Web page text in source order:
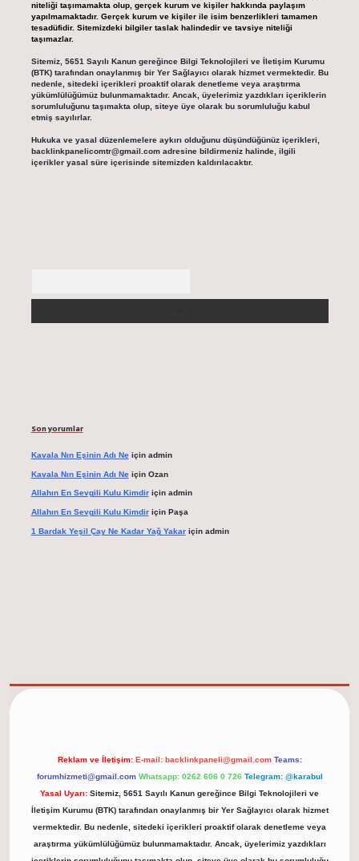
niteliği taşımamakta olup, gerçek kurum ve kişiler hakkında paylaşım
yapılmamaktadır. Gerçek kurum ve kişiler ile isim benzerlikleri tamamen
tesadüfidir. Sitemizdeki bilgiler taslak halindedir ve tavsiye niteliği
taşımazlar.
Sitemiz, 5651 Sayılı Kanun gereğince Bilgi Teknolojileri ve İletişim Kurumu
(BTK) tarafından onaylanmış bir Yer Sağlayıcı olarak hizmet vermektedir. Bu
nedenle, sitedeki içerikleri proaktif olarak denetleme veya araştırma
yükümlülüğümüz bulunmamaktadır. Ancak, üyelerimiz yazdıkları içeriklerin
sorumluluğunu taşımakta olup, siteye üye olarak bu sorumluluğu kabul
etmiş sayılırlar.
Hukuka ve yasal düzenlemelere aykırı olduğunu düşündüğünüz içerikleri,
backlinkpanelicomtr@gmail.comadresine bildirmeniz halinde, ilgili
içerikler yasal süre içerisinde sitemizden kaldırılacaktır.
Son yorumlar
Kavala Nın Eşinin Adı Neiçin admin
Kavala Nın Eşinin Adı Neiçin Ozan
Allahın En Sevgili Kulu Kimdiriçin admin
Allahın En Sevgili Kulu Kimdiriçin Paşa
1 Bardak Yeşil Çay Ne Kadar Yağ Yakariçin admin
Reklam ve İletişim: E-mail: backlinkpaneli@gmail.com Teams:
forumhizmeti@gmail.com Whatsapp: 0262 606 0 726 Telegram: @karabul
Yasal Uyarı: Sitemiz, 5651 Sayılı Kanun gereğince Bilgi Teknolojileri ve
İletişim Kurumu (BTK) tarafından onaylanmış bir Yer Sağlayıcı olarak hizmet
vermektedir. Bu nedenle, sitedeki içerikleri proaktif olarak denetleme veya
araştırma yükümlülüğümüz bulunmamaktadır. Ancak, üyelerimiz yazdıkları